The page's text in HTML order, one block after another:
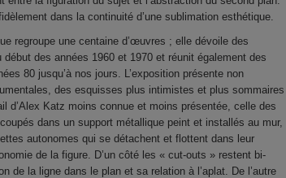
dans la continuité d’une sublimation esthétique.
regroupe une centaine d’œuvres ; elle dévoile des
des années 1960 et 1970 et réunit également des
80 jusqu’à nos jours. L’exposition présente non
des esquisses plus intimistes et plus sommaires
d’Alex Katz moins connue et moins présentée, celle des
dans un support métallique peint et installés au mur,
autonomes qui se détachent et flottent dans leur
de la figure. D’un côté les « cut-outs » restent bi-
de la ligne dans le plan et sa relation à l’aplat. De l’autre